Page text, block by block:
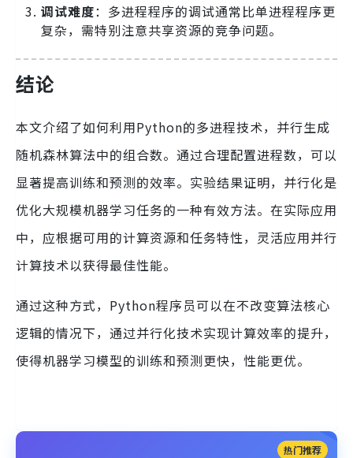
调试难度：多进程程序的调试通常比单进程程序更
复杂，需特别注意共享资源的竞争问题。
结论
本文介绍了如何利用Python的多进程技术，并行生成
随机森林算法中的组合数。通过合理配置进程数，可以
显著提高训练和预测的效率。实验结果证明，并行化是
优化大规模机器学习任务的一种有效方法。在实际应用
中，应根据可用的计算资源和任务特性，灵活应用并行
计算技术以获得最佳性能。
通过这种方式，Python程序员可以在不改变算法核心
逻辑的情况下，通过并行化技术实现计算效率的提升，
使得机器学习模型的训练和预测更快，性能更优。
热门推荐